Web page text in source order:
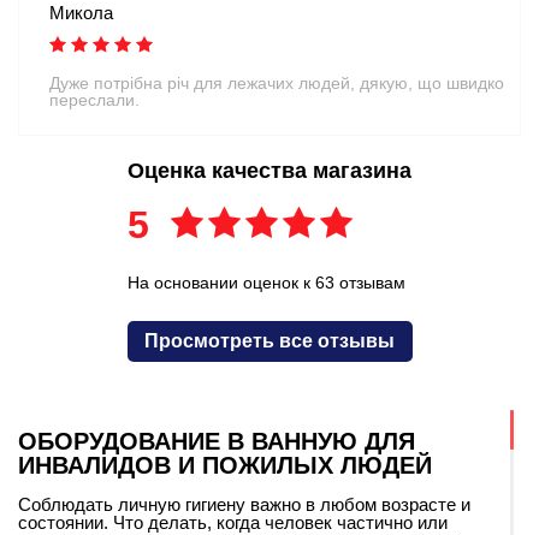
ОБОРУДОВАНИЕ В ВАННУЮ ДЛЯ
ИНВАЛИДОВ И ПОЖИЛЫХ ЛЮДЕЙ
Соблюдать личную гигиену важно в любом возрасте и
состоянии. Что делать, когда человек частично или
Микола
Дуже потрібна річ для лежачих людей, дякую, що швидко
переслали.
Оценка качества магазина
5
На основании оценок к 63 отзывам
Просмотреть все отзывы